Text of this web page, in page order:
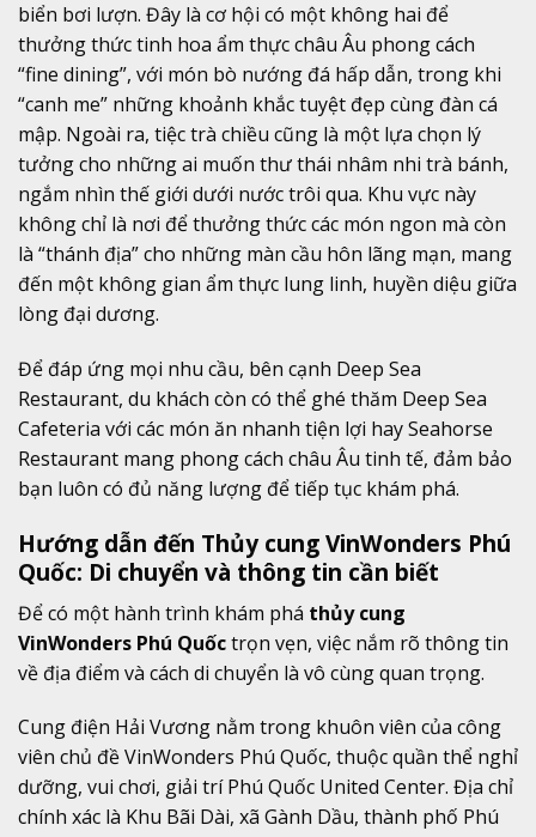
biển bơi lượn. Đây là cơ hội có một không hai để
thưởng thức tinh hoa ẩm thực châu Âu phong cách
“fine dining”, với món bò nướng đá hấp dẫn, trong khi
“canh me” những khoảnh khắc tuyệt đẹp cùng đàn cá
mập. Ngoài ra, tiệc trà chiều cũng là một lựa chọn lý
tưởng cho những ai muốn thư thái nhâm nhi trà bánh,
ngắm nhìn thế giới dưới nước trôi qua. Khu vực này
không chỉ là nơi để thưởng thức các món ngon mà còn
là “thánh địa” cho những màn cầu hôn lãng mạn, mang
đến một không gian ẩm thực lung linh, huyền diệu giữa
lòng đại dương.
Để đáp ứng mọi nhu cầu, bên cạnh Deep Sea
Restaurant, du khách còn có thể ghé thăm Deep Sea
Cafeteria với các món ăn nhanh tiện lợi hay Seahorse
Restaurant mang phong cách châu Âu tinh tế, đảm bảo
bạn luôn có đủ năng lượng để tiếp tục khám phá.
Hướng dẫn đến Thủy cung VinWonders Phú
Quốc: Di chuyển và thông tin cần biết
Để có một hành trình khám phá thủy cung
VinWonders Phú Quốctrọn vẹn, việc nắm rõ thông tin
về địa điểm và cách di chuyển là vô cùng quan trọng.
Cung điện Hải Vương nằm trong khuôn viên của công
viên chủ đề VinWonders Phú Quốc, thuộc quần thể nghỉ
dưỡng, vui chơi, giải trí Phú Quốc United Center. Địa chỉ
chính xác là Khu Bãi Dài, xã Gành Dầu, thành phố Phú